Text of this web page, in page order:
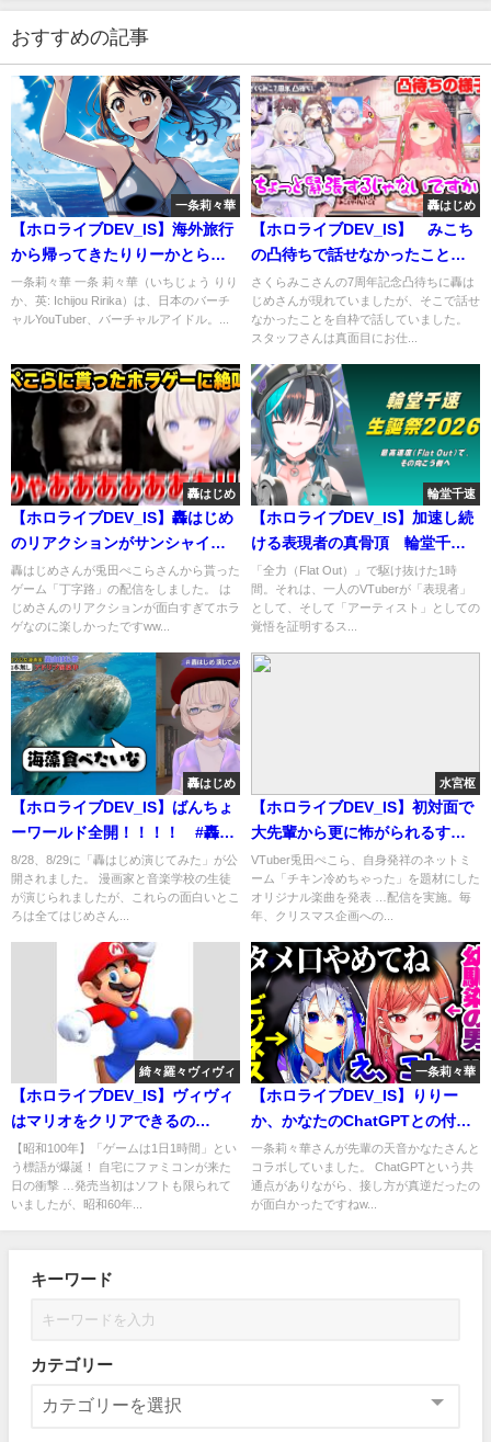
おすすめの記事
一条莉々華
【ホロライブDEV_IS】海外旅行
から帰ってきたりりーかとらで
ん #一条莉々華 #儒烏風亭ら
でん
一条莉々華 一条 莉々華（いちじょう りり
か、英: Ichijou Ririka）は、日本のバーチ
ャルYouTuber、バーチャルアイドル。...
轟はじめ
【ホロライブDEV_IS】 みこち
の凸待ちで話せなかったことを
供養 #轟はじめ
さくらみこさんの7周年記念凸待ちに轟は
じめさんが現れていましたが、そこで話せ
なかったことを自枠で話していました。
スタッフさんは真面目にお仕...
轟はじめ
【ホロライブDEV_IS】轟はじめ
のリアクションがサンシャイン
だったwww #轟はじめ
轟はじめさんが兎田ぺこらさんから貰った
ゲーム「丁字路」の配信をしました。 は
じめさんのリアクションが面白すぎてホラ
ゲなのに楽しかったですww...
輪堂千速
【ホロライブDEV_IS】加速し続
ける表現者の真骨頂 輪堂千速
3D生誕祭「Flat Out」で見せ
た、全力のその先にある景色
「全力（Flat Out）」で駆け抜けた1時
間。それは、一人のVTuberが「表現者」
として、そして「アーティスト」としての
覚悟を証明するス...
轟はじめ
【ホロライブDEV_IS】ばんちょ
ーワールド全開！！！！ #轟は
じめ #轟はじめ演じてみた
8/28、8/29に「轟はじめ演じてみた」が公
開されました。 漫画家と音楽学校の生徒
が演じられましたが、これらの面白いとこ
ろは全てはじめさん...
水宮枢
【ホロライブDEV_IS】初対面で
大先輩から更に怖がられるすう
ちゃんwww ＃水宮枢 ＃メリ
クリぺこパーティ
VTuber兎田ぺこら、自身発祥のネットミ
ーム「チキン冷めちゃった」を題材にした
オリジナル楽曲を発表 …配信を実施。毎
年、クリスマス企画への...
綺々羅々ヴィヴィ
【ホロライブDEV_IS】ヴィヴィ
はマリオをクリアできるの
か？！ #綺々羅々ヴィヴィ
【昭和100年】「ゲームは1日1時間」とい
う標語が爆誕！ 自宅にファミコンが来た
日の衝撃 …発売当初はソフトも限られて
いましたが、昭和60年...
一条莉々華
【ホロライブDEV_IS】りりー
か、かなたのChatGPTとの付き
合い方 #一条莉々華
一条莉々華さんが先輩の天音かなたさんと
コラボしていました。 ChatGPTという共
通点がありながら、接し方が真逆だったの
が面白かったですねw...
キーワード
カテゴリー